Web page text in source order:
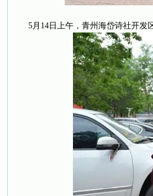
5月14日上午，青州海岱诗社开发